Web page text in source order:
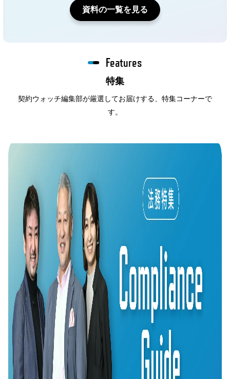
資料の一覧を見る
特集
Features
契約ウォッチ編集部が厳選してお届けする、特集コーナーで
す。